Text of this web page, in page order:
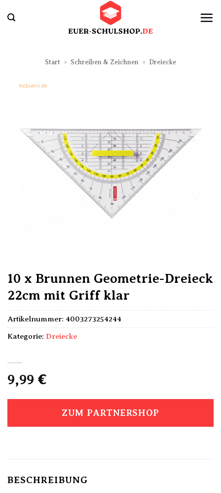
Inhalt
Start » Schreiben & Zeichnen » Dreiecke
10 x Brunnen Geometrie-Dreieck
22cm mit Griff klar
9,99 €
ZUM PARTNERSHOP
Artikelnummer: 4003273254244
Kategorie: Dreiecke
BESCHREIBUNG